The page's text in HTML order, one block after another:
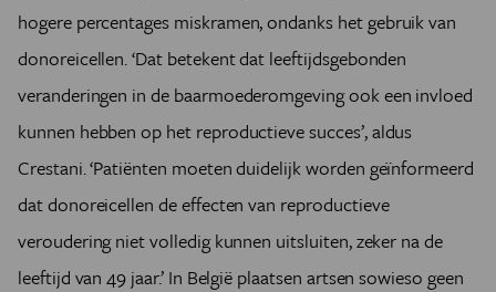
hogere percentages miskramen, ondanks het gebruik van
donoreicellen. ‘Dat betekent dat leeftijdsgebonden
veranderingen in de baarmoederomgeving ook een invloed
kunnen hebben op het reproductieve succes’, aldus
Crestani. ‘Patiënten moeten duidelijk worden geïnformeerd
dat donoreicellen de effecten van reproductieve
veroudering niet volledig kunnen uitsluiten, zeker na de
leeftijd van 49 jaar.’ In België plaatsen artsen sowieso geen